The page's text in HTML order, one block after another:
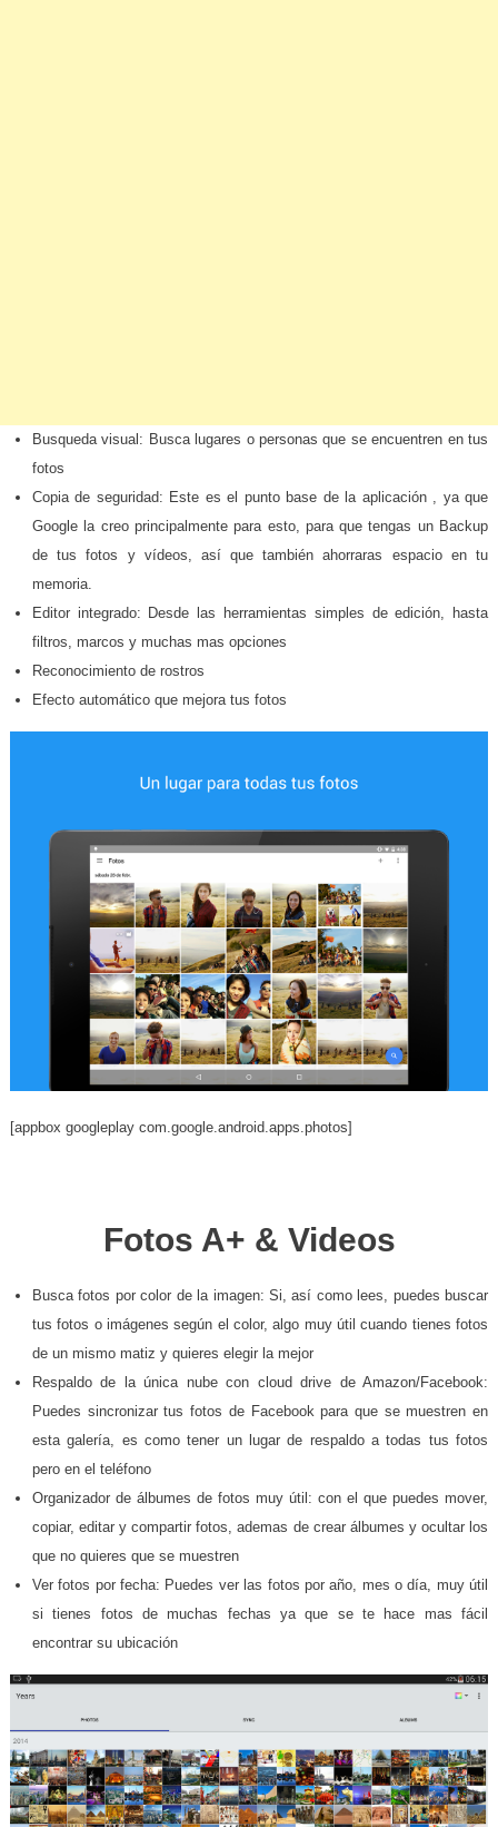
Busqueda visual: Busca lugares o personas que se encuentren en tus
fotos
Copia de seguridad: Este es el punto base de la aplicación , ya que
Google la creo principalmente para esto, para que tengas un Backup
de tus fotos y vídeos, así que también ahorraras espacio en tu
memoria.
Editor integrado: Desde las herramientas simples de edición, hasta
filtros, marcos y muchas mas opciones
Reconocimiento de rostros
Efecto automático que mejora tus fotos
[appbox googleplay com.google.android.apps.photos]
Fotos A+ & Videos
Busca fotos por color de la imagen: Si, así como lees, puedes buscar
tus fotos o imágenes según el color, algo muy útil cuando tienes fotos
de un mismo matiz y quieres elegir la mejor
Respaldo de la única nube con cloud drive de Amazon/Facebook:
Puedes sincronizar tus fotos de Facebook para que se muestren en
esta galería, es como tener un lugar de respaldo a todas tus fotos
pero en el teléfono
Organizador de álbumes de fotos muy útil: con el que puedes mover,
copiar, editar y compartir fotos, ademas de crear álbumes y ocultar los
que no quieres que se muestren
Ver fotos por fecha: Puedes ver las fotos por año, mes o día, muy útil
si tienes fotos de muchas fechas ya que se te hace mas fácil
encontrar su ubicación